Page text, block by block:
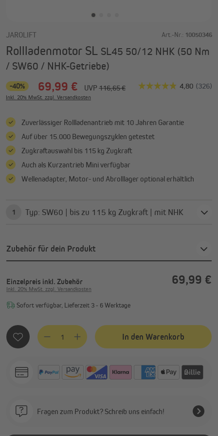
JAROLIFT Art.-Nr.: 10050346
Rollladenmotor SL SL45 50/12 NHK (50 Nm
/ SW60 / NHK-Getriebe)
-40% 69,99 € UVP 116,65 €
Inkl. 20% MwSt. zzgl. Versandkosten
Zuverlässiger Rollladenantrieb mit 10 Jahren Garantie
Auf über 15.000 Bewegungszyklen getestet
Zugkraftauswahl bis 115 kg Zugkraft
Auch als Kurzantrieb Mini verfügbar
Wellenadapter, Motor- und Abrolllager optional erhältlich
1 Typ: SW60 | bis zu 115 kg Zugkraft | mit NHK
Zubehör für dein Produkt
Einzelpreis inkl. Zubehör 69,99 €
Inkl. 20% MwSt. zzgl. Versandkosten
Sofort verfügbar, Lieferzeit 3 - 6 Werktage
Produkt Anzahl: Gib den gewünschten Wert ein oder
In den Warenkorb
Fragen zum Produkt? Schreib uns einfach!